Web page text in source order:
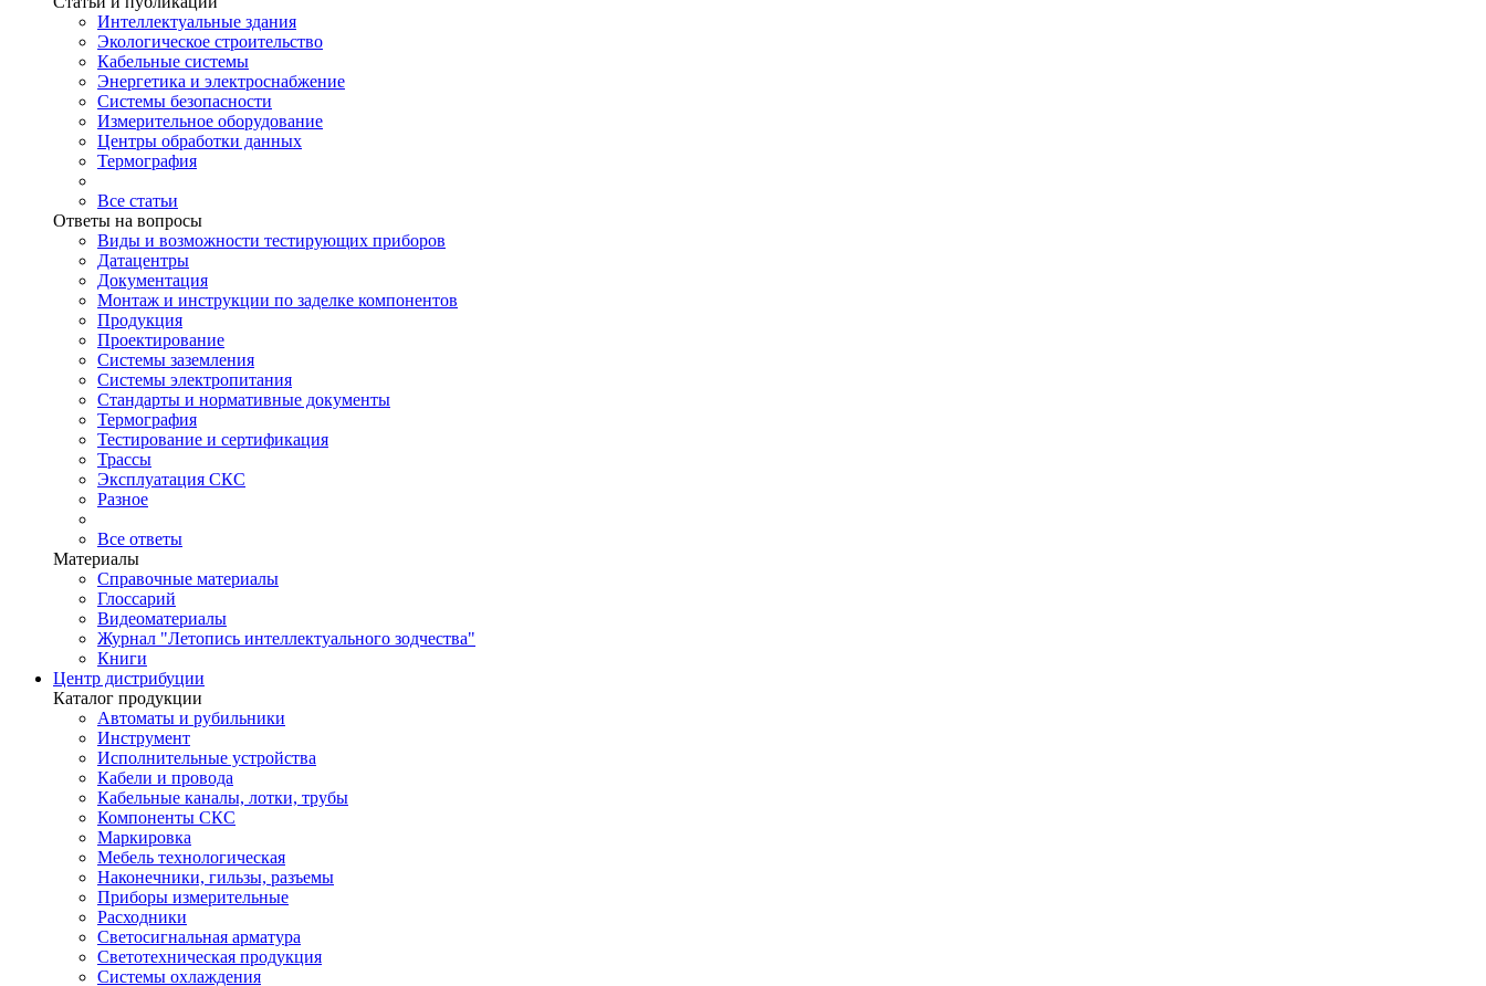
Интеллектуальные здания
Экологическое строительство
Кабельные системы
Энергетика и электроснабжение
Системы безопасности
Измерительное оборудование
Центры обработки данных
Термография
Все статьи
Ответы на вопросы
Виды и возможности тестирующих приборов
Датацентры
Документация
Монтаж и инструкции по заделке компонентов
Продукция
Проектирование
Системы заземления
Системы электропитания
Стандарты и нормативные документы
Термография
Тестирование и сертификация
Трассы
Эксплуатация СКС
Разное
Все ответы
Материалы
Справочные материалы
Глоссарий
Видеоматериалы
Журнал "Летопись интеллектуального зодчества"
Книги
Центр дистрибуции
Каталог продукции
Автоматы и рубильники
Инструмент
Исполнительные устройства
Кабели и провода
Кабельные каналы, лотки, трубы
Компоненты СКС
Маркировка
Мебель технологическая
Наконечники, гильзы, разъемы
Приборы измерительные
Расходники
Светосигнальная арматура
Светотехническая продукция
Системы охлаждения